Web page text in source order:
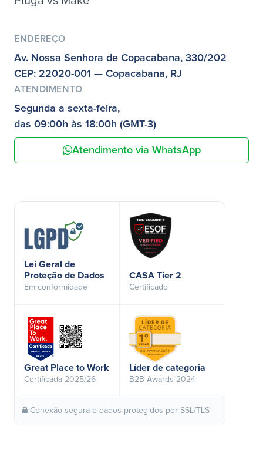
ENDEREÇO
Av. Nossa Senhora de Copacabana, 330/202
CEP: 22020-001 — Copacabana, RJ
ATENDIMENTO
Segunda a sexta-feira,
das 09:00h às 18:00h (GMT-3)
Atendimento via WhatsApp
Lei Geral de
Proteção de Dados
Em conformidade
CASA Tier 2
Certificado
Great Place to Work
Certificada 2025/26
Líder de categoria
B2B Awards 2024
Conexão segura e dados protegidos por SSL/TLS